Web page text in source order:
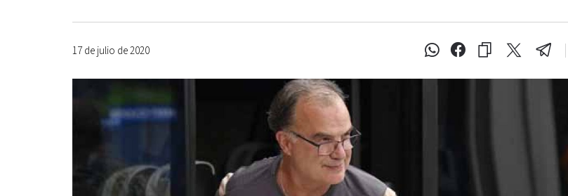
17 de julio de 2020